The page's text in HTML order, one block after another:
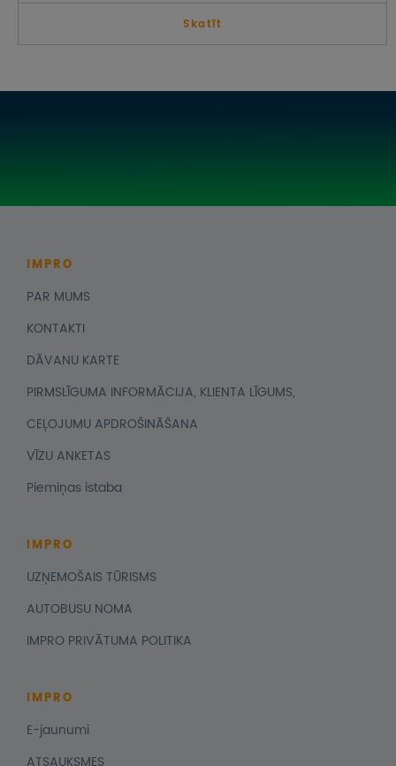
Skatīt
IMPRO
PAR MUMS
KONTAKTI
DĀVANU KARTE
PIRMSLĪGUMA INFORMĀCIJA, KLIENTA LĪGUMS,
CEĻOJUMU APDROŠINĀŠANA
VĪZU ANKETAS
Piemiņas istaba
IMPRO
UZŅEMOŠAIS TŪRISMS
AUTOBUSU NOMA
IMPRO PRIVĀTUMA POLITIKA
IMPRO
E-jaunumi